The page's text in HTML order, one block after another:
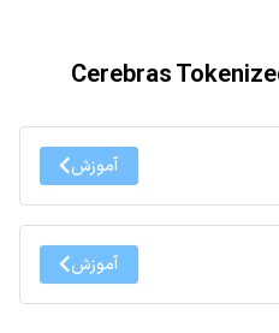
آموزش
آموزش